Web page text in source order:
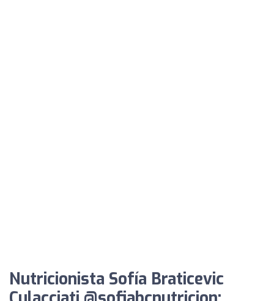
Nutricionista Sofía Braticevic